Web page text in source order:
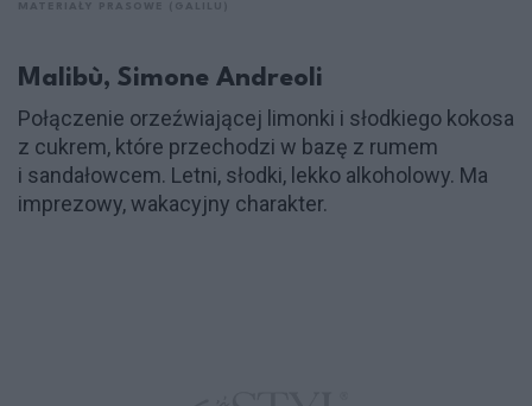
Malibù, Simone Andreoli
Połączenie orzeźwiającej limonki i słodkiego kokosa
z cukrem, które przechodzi w bazę z rumem
i sandałowcem. Letni, słodki, lekko alkoholowy. Ma
imprezowy, wakacyjny charakter.